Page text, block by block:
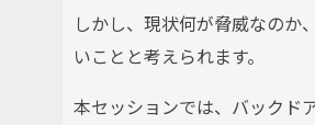
しかし、現状何が脅威なのか
いことと考えられます。
本セッションでは、バックド